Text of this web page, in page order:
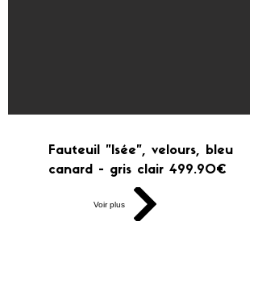
Fauteuil "Isée", velours, bleu
canard - gris clair 499.90€
Voir plus